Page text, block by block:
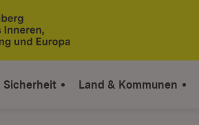
Sicherheit Land & Kommunen